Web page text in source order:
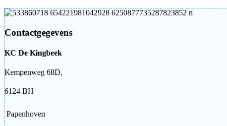
Contactgegevens
KC De Kingbeek
Kempenweg 68D,
6124 BH
Papenhoven